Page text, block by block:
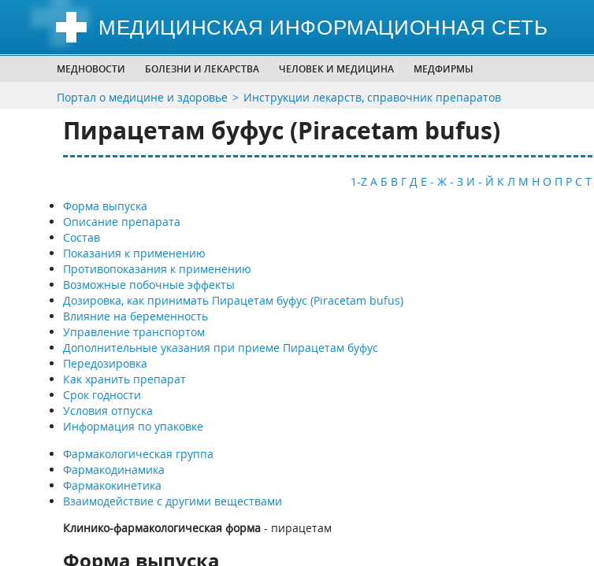
МЕДИЦИНСКАЯ ИНФОРМАЦИОННАЯ СЕТЬ
МЕДНОВОСТИ БОЛЕЗНИ И ЛЕКАРСТВА ЧЕЛОВЕК И МЕДИЦИНА МЕДФИРМЫ
Портал о медицине и здоровье Инструкции лекарств, справочник препаратов
Пирацетам буфус (Piracetam bufus)
1-Z А Б В Г Д Е - Ж - З И - Й К Л М Н О П Р С Т
Форма выпуска
Описание препарата
Состав
Показания к применению
Противопоказания к применению
Возможные побочные эффекты
Дозировка, как принимать Пирацетам буфус (Piracetam bufus)
Влияние на беременность
Управление транспортом
Дополнительные указания при приеме Пирацетам буфус
Передозировка
Как хранить препарат
Срок годности
Условия отпуска
Информация по упаковке
Фармакологическая группа
Фармакодинамика
Фармакокинетика
Взаимодействие с другими веществами
Клинико-фармакологическая форма- пирацетам
Форма выпуска